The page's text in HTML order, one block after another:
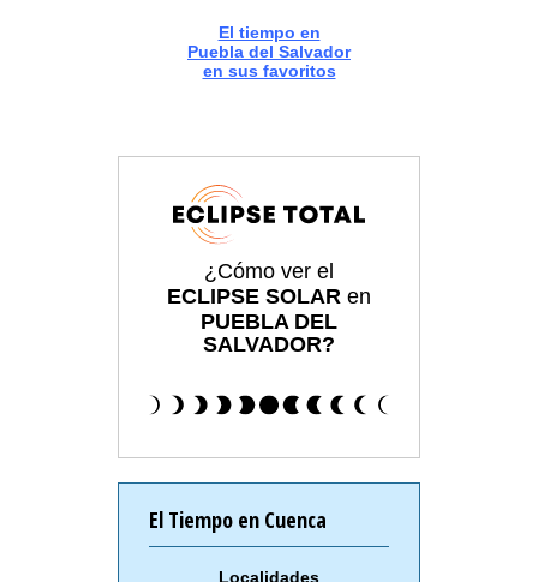
El tiempo en
Puebla del Salvador
en sus favoritos
¿Cómo ver el
ECLIPSE SOLAR en
PUEBLA DEL
SALVADOR?
El Tiempo en Cuenca
Localidades